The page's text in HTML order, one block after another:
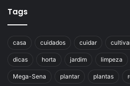
Tags
casa cuidados cuidar
dicas horta jardim limpeza
Mega-Sena plantar plantas